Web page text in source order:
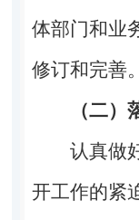
体部门和业
修订和完善。
（二
认真做
开工作的紧